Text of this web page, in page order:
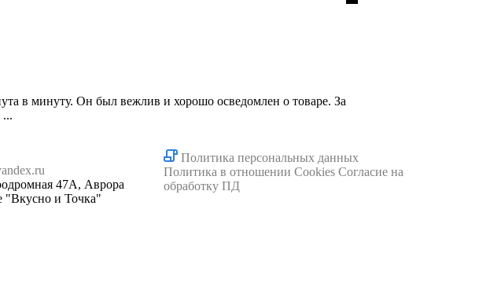
в минуту. Он был вежлив и хорошо осведомлен о товаре. За
...
47А, Аврора
"Вкусно и Точка"
Политика персональных данных
Политика в отношении Cookies Согласие на
обработку ПД